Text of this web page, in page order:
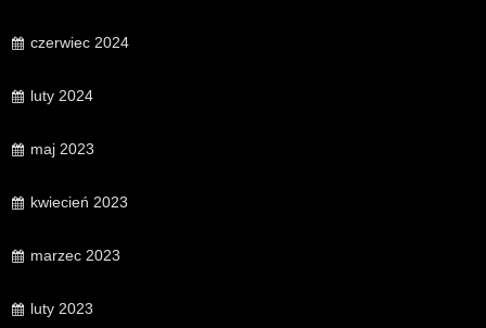
czerwiec 2024
luty 2024
maj 2023
kwiecień 2023
marzec 2023
luty 2023